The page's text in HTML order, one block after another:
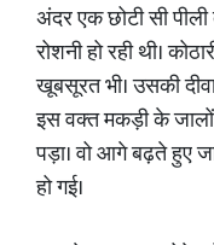
अंदर एक छोटी सी
रोशनी हो रही थी।
खूबसूरत भी। उसकी
इस वक्त मकड़ी के
पड़ा। वो आगे बढ़ते
हो गई।